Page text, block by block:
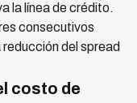
la línea de crédito.
consecutivos
del spread
costo de